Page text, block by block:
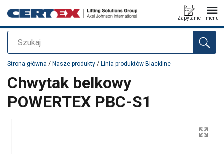
Szukaj
Zapytanie menu
Dodano do zapytania
Strona główna / Nasze produkty / Linia produktów Blackline
Chwytak belkowy
POWERTEX PBC-S1